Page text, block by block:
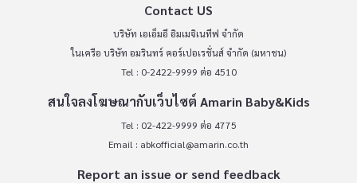
Contact US
บริษัท เอเอ็มอี อิมเมจิเนทีฟ จำกัด
ในเครือ บริษัท อมรินทร์ คอร์เปอเรชั่นส์ จำกัด (มหาชน)
Tel : 0-2422-9999 ต่อ 4510
สนใจลงโฆษณากับเว็บไซต์ Amarin Baby&Kids
Tel : 02-422-9999 ต่อ 4775
Email : abkofficial@amarin.co.th
Report an issue or send feedback